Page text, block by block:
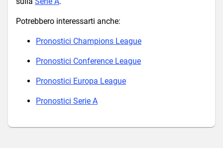
Potrebbero interessarti anche:
Pronostici Champions League
Pronostici Conference League
Pronostici Europa League
Pronostici Serie A